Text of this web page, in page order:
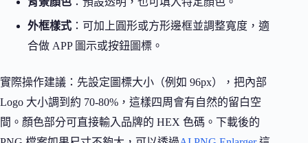
外框樣式 ：可加上圓形或方形邊框並調整寬度，適
合做 APP 圖示或按鈕圖標。
實際操作建議：先設定圖標大小（例如 96px），把內部
Logo 大小調到約 70-80%，這樣四周會有自然的留白空
間。顏色部分可直接輸入品牌的 HEX 色碼。下載後的